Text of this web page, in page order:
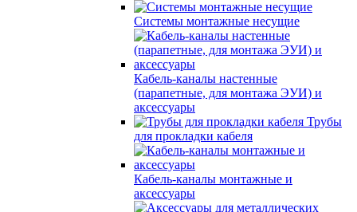
Системы монтажные несущие
Кабель-каналы настенные
(парапетные, для монтажа ЭУИ) и
аксессуары
Трубы
для прокладки кабеля
Кабель-каналы монтажные и
аксессуары